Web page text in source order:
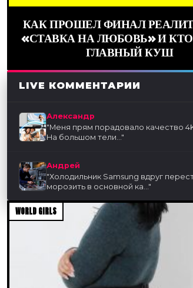
КАК ПРОШЕЛ ФИНАЛ
«СТАВКА НА ЛЮБОВЬ» И КТО
ГЛАВНЫЙ КУШ
LIVE КОММЕНТАРИИ
Александр
"Меня прям порадовало качество
На большом тели..."
Андрей
"Холодильник Samsung вдруг
морозить в основной ка..."
WORLD GIRLS